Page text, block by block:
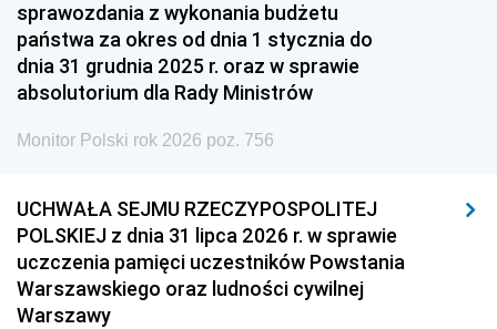
1951 1950
1948 1947 1946
1939 1938
sprawozdania z wykonania budżetu
państwa za okres od dnia 1 stycznia do
dnia 31 grudnia 2025 r. oraz w sprawie
absolutorium dla Rady Ministrów
Monitor Polski rok 2026 poz. 756
UCHWAŁA SEJMU RZECZYPOSPOLITEJ
POLSKIEJ z dnia 31 lipca 2026 r. w sprawie
uczczenia pamięci uczestników Powstania
Warszawskiego oraz ludności cywilnej
Warszawy